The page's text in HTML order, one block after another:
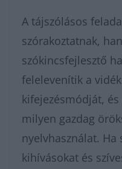
A tájszólásos
szórakoztatnak,
szókincsfejlesztő
felelevenítik a
kifejezésmódját,
milyen gazdag
nyelvhasználat. Ha
kihívásokat és